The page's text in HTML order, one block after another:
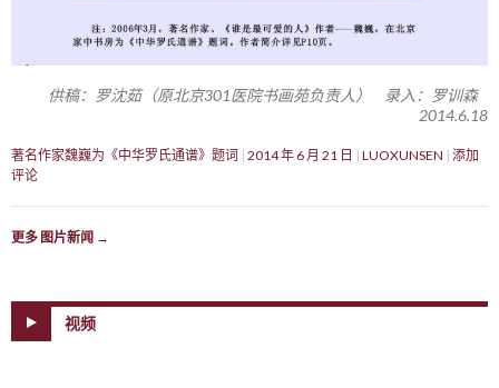
供稿：罗沈茹（原北京301医院书画苑负责人） 录入：罗训森
2014.6.18
著名作家魏巍为《中华罗氏通谱》题词 2014 年 6 月 21 日 LUOXUNSEN 添加
评论
更多 图片新闻 →
视频